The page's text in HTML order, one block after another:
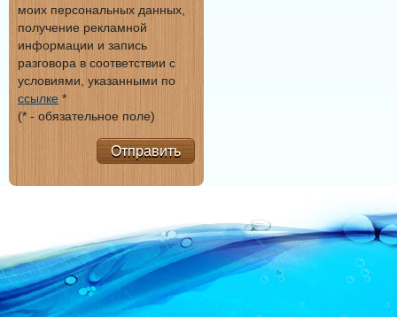
моих персональных данных,
получение рекламной
информации и запись
разговора в соответствии с
условиями, указанными по
ссылке *
(* - обязательное поле)
Отправить